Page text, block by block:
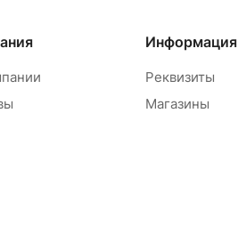
Информация
Реквизиты
Магазины